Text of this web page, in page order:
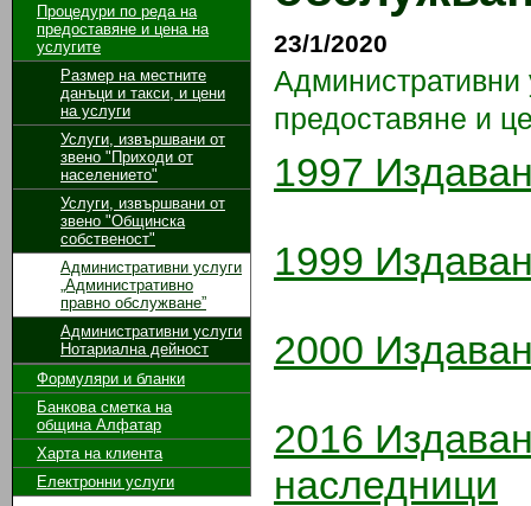
Процедури по реда на
предоставяне и цена на
услугите
Размер на местните
данъци и такси, и цени
на услуги
Услуги, извършвани от
звено "Приходи от
населението"
Услуги, извършвани от
звено "Общинска
собственост"
Административни услуги
„Административно
правно обслужване”
Административни услуги
Нотариална дейност
Формуляри и бланки
Банкова сметка на
община Алфатар
Харта на клиента
Електронни услуги
23/1/2020
Административни
предоставяне и
1997
1999
2000
2016
наследници